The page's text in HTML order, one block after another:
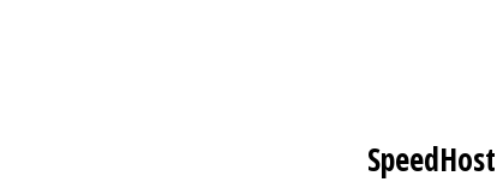
SpeedHost